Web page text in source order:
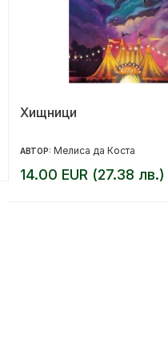
Хищници
АВТОР: Мелиса да Коста
14.00 EUR (27.38 лв.)